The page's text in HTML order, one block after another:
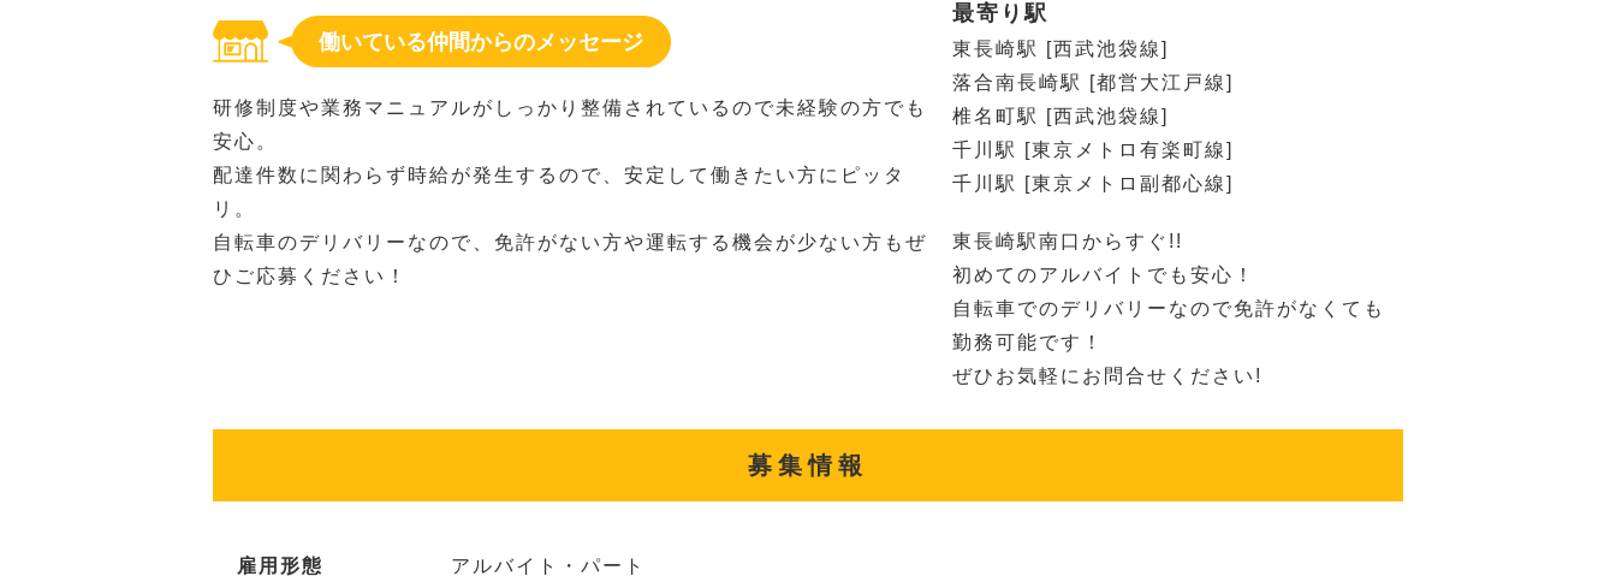
働いている仲間からのメッセージ
研修制度や業務マニュアルがしっかり整備されているので未経験の方でも
安心。
配達件数に関わらず時給が発生するので、安定して働きたい方にピッタ
リ。
自転車のデリバリーなので、免許がない方や運転する機会が少ない方もぜ
ひご応募ください！
最寄り駅
東長崎駅 [西武池袋線]
落合南長崎駅 [都営大江戸線]
椎名町駅 [西武池袋線]
千川駅 [東京メトロ有楽町線]
千川駅 [東京メトロ副都心線]
東長崎駅南口からすぐ!!
初めてのアルバイトでも安心！
自転車でのデリバリーなので免許がなくても
勤務可能です！
ぜひお気軽にお問合せください!
募集情報
雇用形態 アルバイト・パート